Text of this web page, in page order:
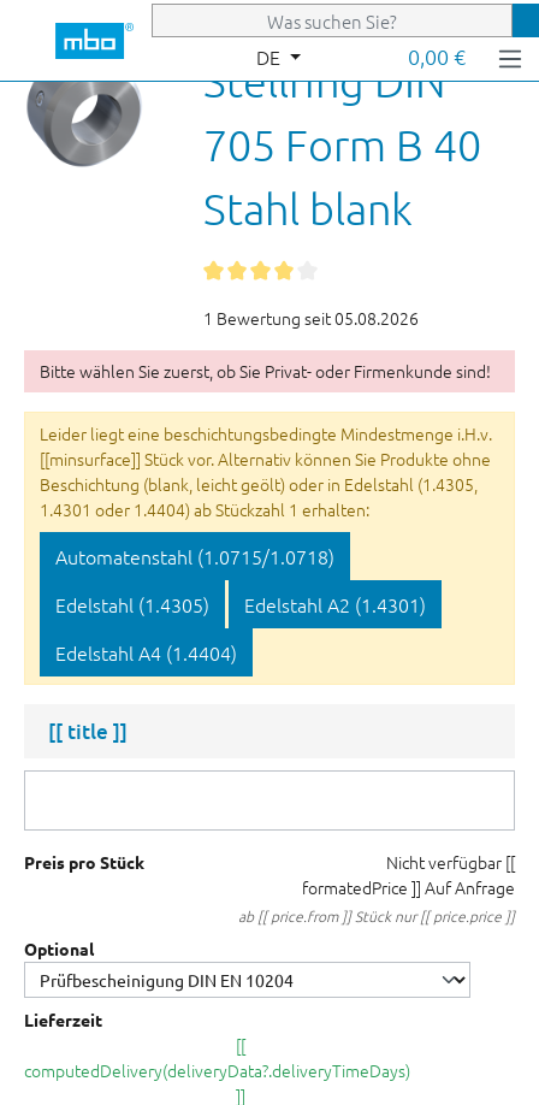
Zum Hauptinhalt springen
DE 0,00 €
Stellring DIN
705 Form B 40
Stahl blank
1 Bewertung seit 05.08.2026
Bitte wählen Sie zuerst, ob Sie Privat- oder Firmenkunde sind!
Leider liegt eine beschichtungsbedingte Mindestmenge i.H.v.
[[minsurface]] Stück vor. Alternativ können Sie Produkte ohne
Beschichtung (blank, leicht geölt) oder in Edelstahl (1.4305,
1.4301 oder 1.4404) ab Stückzahl 1 erhalten:
Automatenstahl (1.0715/1.0718)
Edelstahl (1.4305)
Edelstahl A2 (1.4301)
Edelstahl A4 (1.4404)
[[ title ]]
Preis pro Stück Nicht verfügbar [[
formatedPrice ]] Auf Anfrage
ab [[ price.from ]] Stück nur [[ price.price ]]
Optional
Lieferzeit
[[
computedDelivery(deliveryData?.deliveryTimeDays)
]]